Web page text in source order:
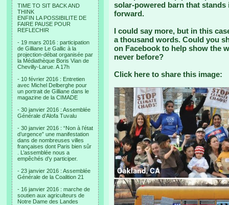
TIME TO SIT BACK AND
THINK
ENFIN LA POSSIBILITE DE
FAIRE PAUSE POUR
REFLECHIR
- 19 mars 2016 : participation
de Gilliane Le Gallic à la
projection-débat organisée par
la Médiathèque Boris Vian de
Chevilly-Larue. A 17h
- 10 février 2016 : Entretien
avec Michel Delberghe pour
un portrait de Gilliane dans le
magazine de la CIMADE
- 30 janvier 2016 : Assemblée
Générale d’Alofa Tuvalu
- 30 janvier 2016 : “Non à l’état
d’urgence” une manifestation
dans de nombreuses villes
françaises dont Paris bien sûr
. L’assemblée nous a
empêchés d’y participer.
- 23 janvier 2016 : Assemblée
Générale de la Coalition 21
- 16 janvier 2016 : marche de
soutien aux agriculteurs de
Notre Dame des Landes
solar-powered barn that
forward.
I could say more, but in this
a thousand words. Could you
on Facebook to help show the
never before?
Click here to share this image: